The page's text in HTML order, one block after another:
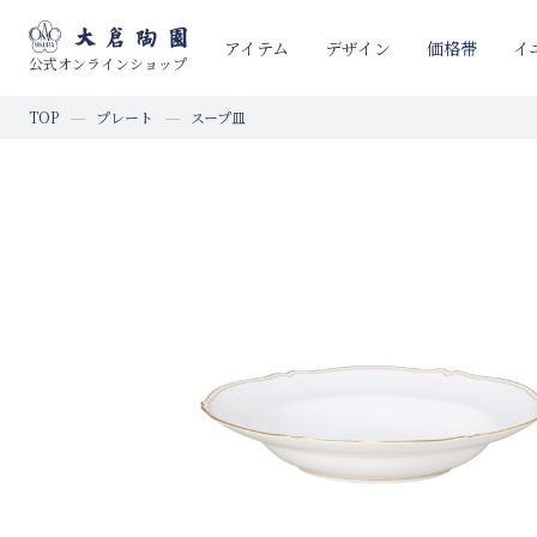
公式オンラインショップ
アイテム デザイン 価格帯 イ
TOP プレート スープ皿